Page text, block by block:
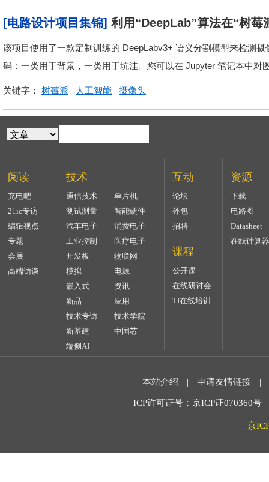
[电路设计项目集锦] 利用“DeepLab”算法在“树
该项目使用了一款定制训练的 DeepLabv3+ 语义分割模型来检测
码：一类用于背景，一类用于坑洼。您可以在 Jupyter 笔记本中对
关键字： 树莓派 人工智能 摄像头
阅读
充电吧
21ic专访
编辑视点
专题
会展
高端访谈
技术
通信技术
单片机
测试测量
智能硬件
汽车电子
消费电子
工业控制
医疗电子
开发板
物联网
模拟
电源
嵌入式
资讯
新品
应用
技术专访
技术学院
新基建
中国芯
端侧AI
互动
论坛
外包
招聘
课程
公开课
在线研讨会
TI在线培训
资源
下载
电路图
Datasheet
在线计算器
本站介绍 | 申请友情链接 |
ICP许可证号：京ICP证070360
京